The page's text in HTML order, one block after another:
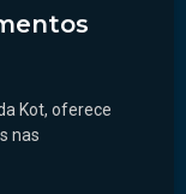
Kot, oferece
nas